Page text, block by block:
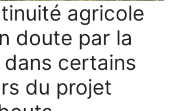
agricole
doute par la
certains
du projet